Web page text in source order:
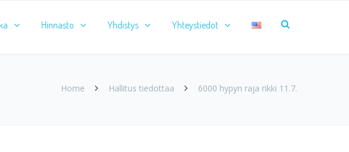
Hinnasto Yhdistys Yhteystiedot
Home Hallitus tiedottaa 6000 hypyn raja rikki 11.7.